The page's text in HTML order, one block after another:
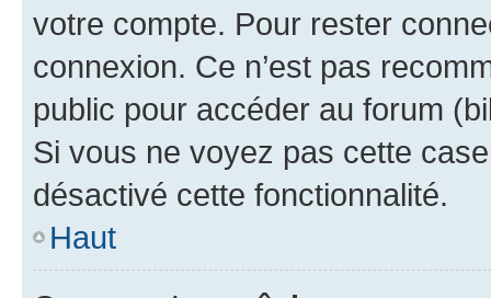
votre compte. Pour rester
connexion. Ce n’est pas
public pour accéder au forum
Si vous ne voyez pas cette
désactivé cette fonctionnalité.
Haut